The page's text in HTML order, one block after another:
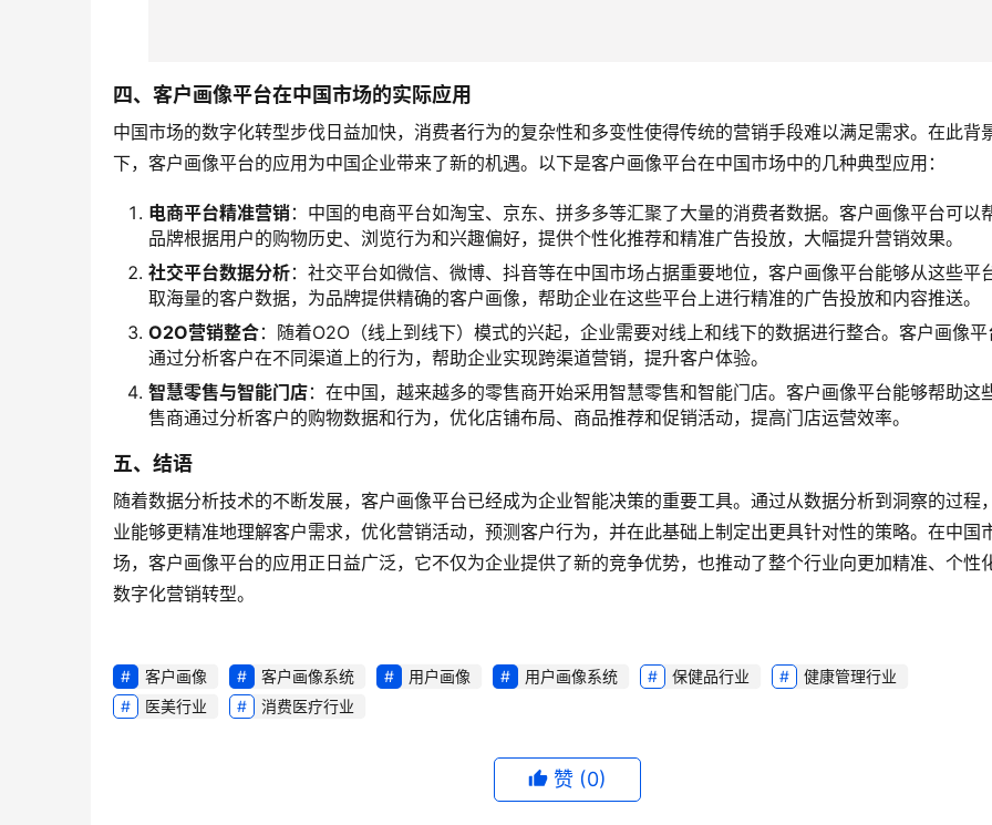
品牌根据用户的购物历史、浏览行为和兴趣偏好，提供个性化推荐和精准广告投放，大幅提升营销效果。
社交平台数据分析：社交平台如微信、微博、抖音等在中国市场占据重要地位，客户画像平台能够从这些平台
取海量的客户数据，为品牌提供精确的客户画像，帮助企业在这些平台上进行精准的广告投放和内容推送。
通过分析客户在不同渠道上的行为，帮助企业实现跨渠道营销，提升客户体验。
智慧零售与智能门店：在中国，越来越多的零售商开始采用智慧零售和智能门店。客户画像平台能够帮助这些
售商通过分析客户的购物数据和行为，优化店铺布局、商品推荐和促销活动，提高门店运营效率。
五、结语
随着数据分析技术的不断发展，客户画像平台已经成为企业智能决策的重要工具。通过从数据分析到洞察的过程，
业能够更精准地理解客户需求，优化营销活动，预测客户行为，并在此基础上制定出更具针对性的策略。在中国
场，客户画像平台的应用正日益广泛，它不仅为企业提供了新的竞争优势，也推动了整个行业向更加精准、个性化
数字化营销转型。
客户画像 客户画像系统 用户画像 用户画像系统 保健品行业
健康管理行业
医美行业
消费医疗行业
如何通过标签中台实现多维数据整合与精准营销？
客户画像平台是什么？在跨渠道营销中有哪些关键作